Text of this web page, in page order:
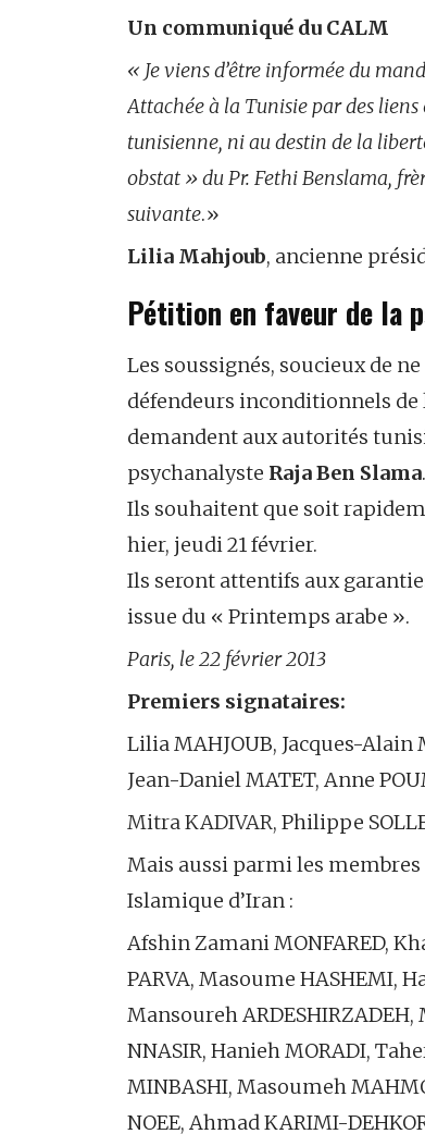
Un communiqué du CALM
« Je viens d’être informée du
Attachée à la Tunisie par des
tunisienne, ni au destin de la
obstat » du Pr. Fethi Benslama,
suivante.»
Lilia Mahjoub, ancienne
Pétition en faveur de la
Les soussignés, soucieux de
défendeurs inconditionnels de
demandent aux autorités
psychanalyste Raja Ben Slama.
Ils souhaitent que soit
hier, jeudi 21 février.
Ils seront attentifs aux
issue du « Printemps arabe ».
Paris, le 22 février 2013
Premiers signataires:
Lilia MAHJOUB, Jacques-Alain
Jean-Daniel MATET, Anne
Mitra KADIVAR, Philippe
Mais aussi parmi les membres
Islamique d’Iran :
Afshin Zamani MONFARED,
PARVA, Masoume HASHEMI,
Mansoureh ARDESHIRZADEH,
NNASIR, Hanieh MORADI,
MINBASHI, Masoumeh
NOEE, Ahmad KARIMI-